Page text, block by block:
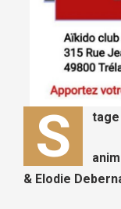
S tage
& Elodie